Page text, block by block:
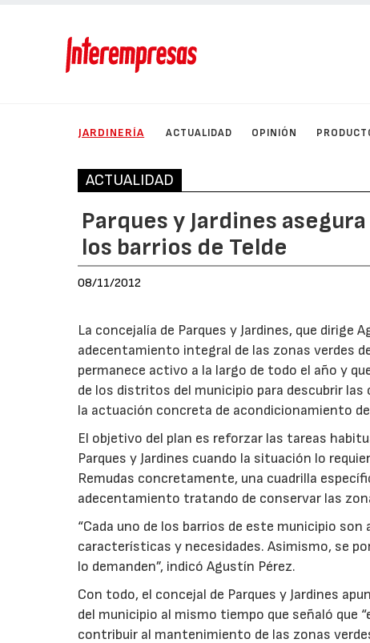
JARDINERÍA ACTUALIDAD OPINIÓN
ACTUALIDAD
Parques y Jardines
los barrios de Telde
08/11/2012
La concejalía de Parques y Jardines, que
adecentamiento integral de las zonas verdes
permanece activo a la largo de todo el año y
de los distritos del municipio para descubrir
la actuación concreta de acondicionamiento
El objetivo del plan es reforzar las tareas
Parques y Jardines cuando la situación lo
Remudas concretamente, una cuadrilla
adecentamiento tratando de conservar las
“Cada uno de los barrios de este municipio
características y necesidades. Asimismo, se
lo demanden”, indicó Agustín Pérez.
Con todo, el concejal de Parques y Jardines
del municipio al mismo tiempo que señaló que
contribuir al mantenimiento de las zonas